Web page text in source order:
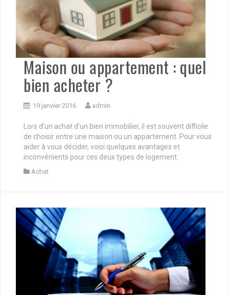
Maison ou appartement : quel
bien acheter ?
19 janvier 2016 admin
Lors d’un achat d’un bien immobilier, il est souvent difficile
de choisir entre une maison ou un appartement. Pour vous
aider à vous décider, voici quelques avantages et
inconvénients pour ces deux types de logement.
Achat